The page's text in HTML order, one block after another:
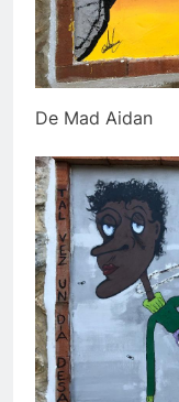
De Mad Aidan